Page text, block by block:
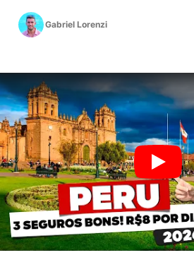
Gabriel Lorenzi